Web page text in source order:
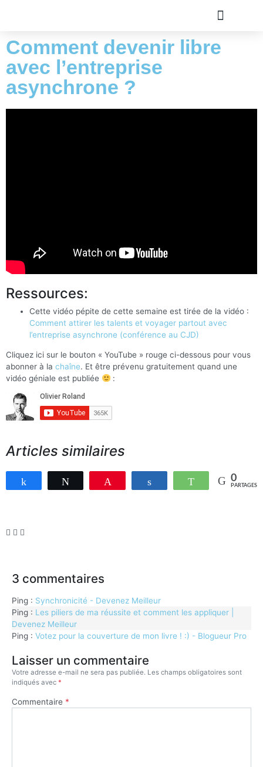
Comment devenir libre
avec l’entreprise
asynchrone ?
Ressources:
Cette vidéo pépite de cette semaine est tirée de la vidéo :
Comment attirer les talents et voyager partout avec
l’entreprise asynchrone (conférence au CJD)
Cliquez ici sur le bouton « YouTube » rouge ci-dessous pour vous
abonner à la chaîne. Et être prévenu gratuitement quand une
vidéo géniale est publiée
:
Articles similaires
Partagez Tweetez Enregistrer Partagez WhatsApp
0
PARTAGES
3 commentaires
Ping : Synchronicité - Devenez Meilleur
Ping : Les piliers de ma réussite et comment les appliquer |
Devenez Meilleur
Ping : Votez pour la couverture de mon livre ! :) - Blogueur Pro
Laisser un commentaire
Votre adresse e-mail ne sera pas publiée. Les champs obligatoires sont
indiqués avec *
Commentaire *